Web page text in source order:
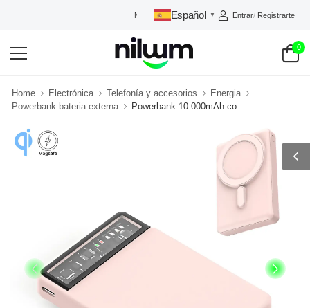
NILUUM: TU TIENDA DE CONFIANZA
Español ▼ Entrar/ Registrarte
0
Home Electrónica Telefonía y accesorios
Energia
Powerbank bateria externa
Powerbank 10.000mAh co...